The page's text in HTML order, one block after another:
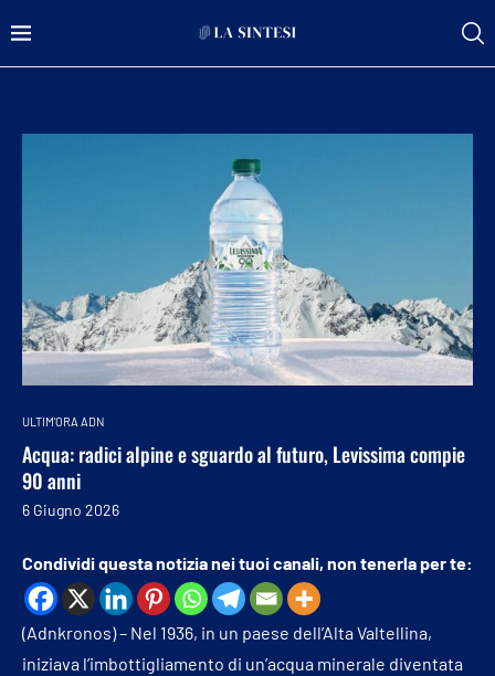
ULTIM'ORA ADN
Acqua: radici alpine e sguardo al futuro, Levissima compie
90 anni
6 Giugno 2026
Condividi questa notizia nei tuoi canali, non tenerla per te:
(Adnkronos) – Nel 1936, in un paese dell’Alta Valtellina,
iniziava l’imbottigliamento di un’acqua minerale diventata